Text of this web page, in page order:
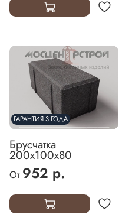
ГАРАНТИЯ 3 ГОДА
Брусчатка
200х100х80
От 952 р.